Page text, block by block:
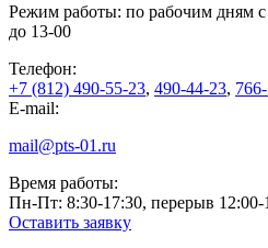
Режим работы: по рабочим дням с
до 13-00
Телефон:
+7 (812) 490-55-23, 490-44-23,
E-mail:
mail@pts-01.ru
Время работы:
Пн-Пт: 8:30-17:30, перерыв 12:00-
Оставить заявку